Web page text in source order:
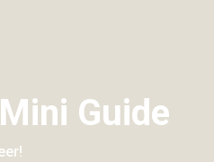
Guide